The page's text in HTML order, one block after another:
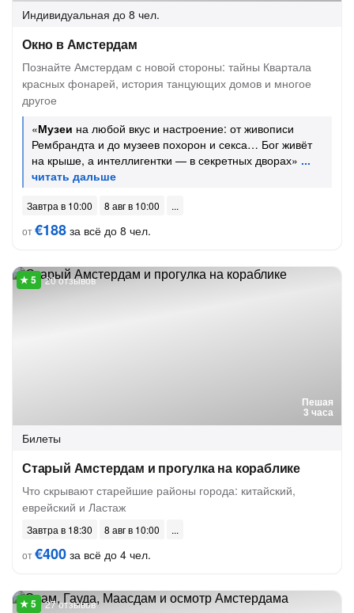
Индивидуальная до 8 чел.
Окно в Амстердам
Познайте Амстердам с новой стороны: тайны Квартала
красных фонарей, история танцующих домов и многое
другое
«Музеи на любой вкус и настроение: от живописи
Рембрандта и до музеев похорон и секса… Бог живёт
на крыше, а интеллигентки — в секретных дворах»
Завтра в 10:00
8 авг в 10:00
от€188 за всё до 8 чел.
Пешая
3 часа
20 отзывов
Билеты
Старый Амстердам и прогулка на кораблике
Что скрывают старейшие районы города: китайский,
еврейский и Ластаж
Завтра в 18:30
8 авг в 10:00
от€400 за всё до 4 чел.
27 отзывов